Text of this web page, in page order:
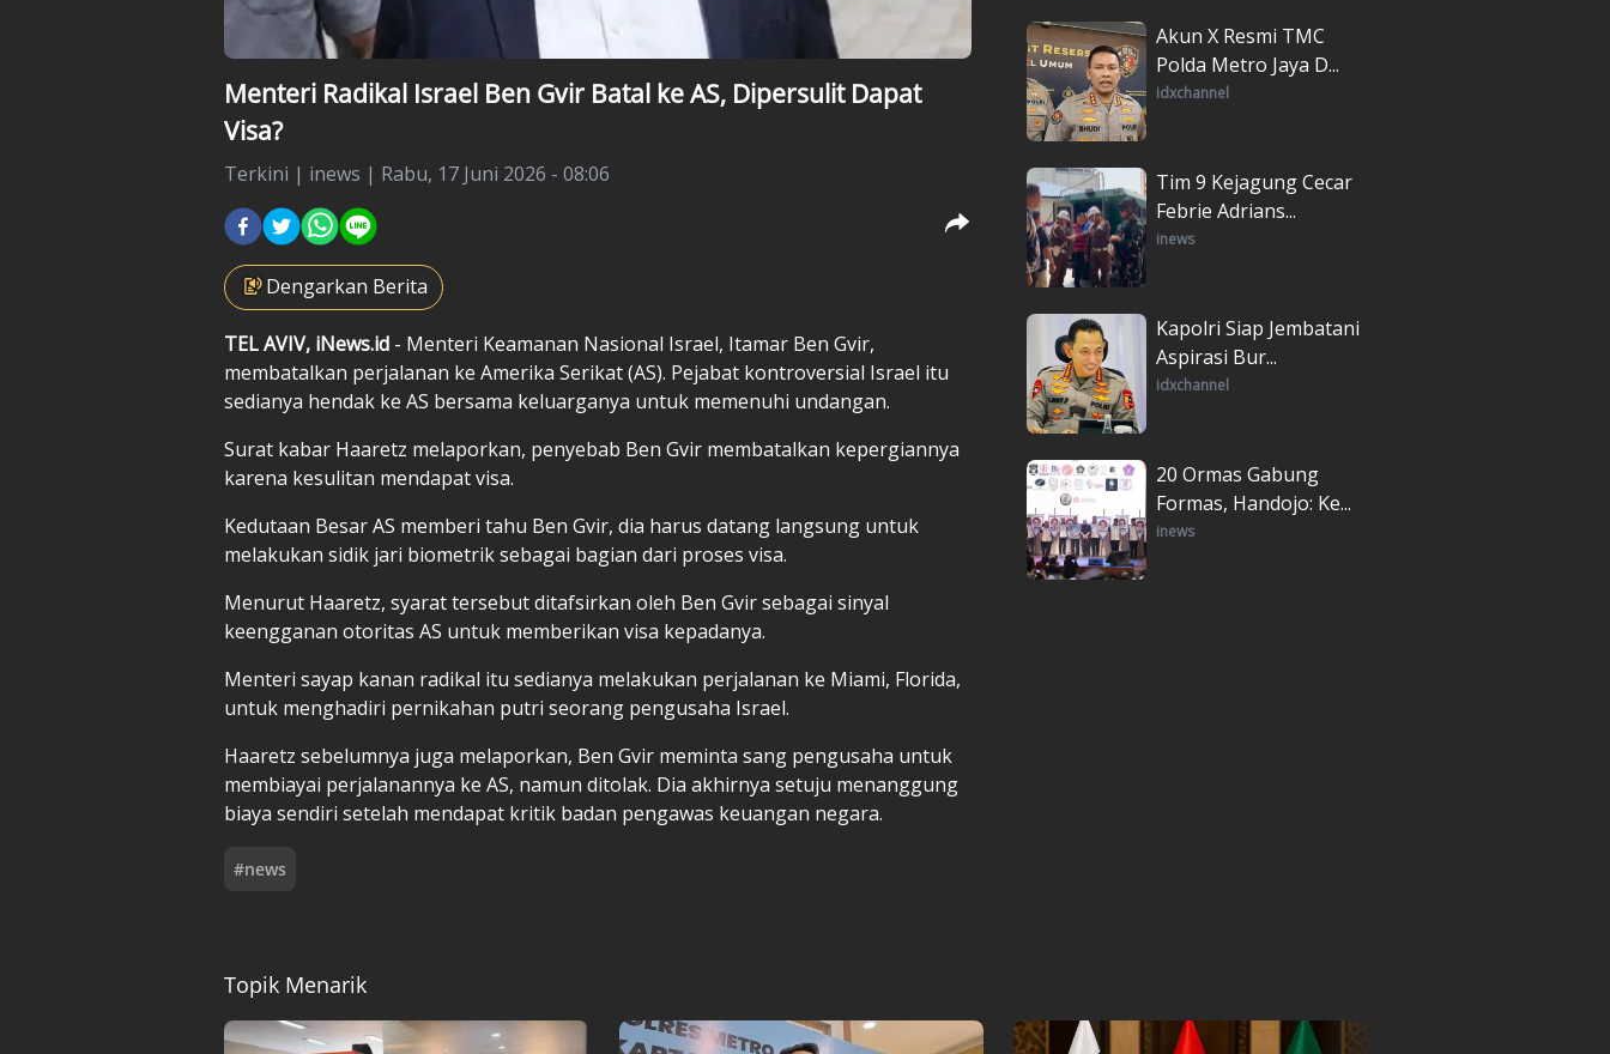
Menteri Radikal Israel Ben Gvir Batal ke AS, Dipersulit Dapat
Visa?
Terkini | inews | Rabu, 17 Juni 2026 - 08:06
Dengarkan Berita
TEL AVIV, iNews.id - Menteri Keamanan Nasional Israel, Itamar Ben Gvir,
membatalkan perjalanan ke Amerika Serikat (AS). Pejabat kontroversial Israel itu
sedianya hendak ke AS bersama keluarganya untuk memenuhi undangan.
Surat kabar Haaretz melaporkan, penyebab Ben Gvir membatalkan kepergiannya
karena kesulitan mendapat visa.
Kedutaan Besar AS memberi tahu Ben Gvir, dia harus datang langsung untuk
melakukan sidik jari biometrik sebagai bagian dari proses visa.
Menurut Haaretz, syarat tersebut ditafsirkan oleh Ben Gvir sebagai sinyal
keengganan otoritas AS untuk memberikan visa kepadanya.
Menteri sayap kanan radikal itu sedianya melakukan perjalanan ke Miami, Florida,
untuk menghadiri pernikahan putri seorang pengusaha Israel.
Haaretz sebelumnya juga melaporkan, Ben Gvir meminta sang pengusaha untuk
membiayai perjalanannya ke AS, namun ditolak. Dia akhirnya setuju menanggung
biaya sendiri setelah mendapat kritik badan pengawas keuangan negara.
#news
Akun X Resmi TMC
Polda Metro Jaya D...
idxchannel
Tim 9 Kejagung Cecar
Febrie Adrians...
inews
Kapolri Siap Jembatani
Aspirasi Bur...
idxchannel
20 Ormas Gabung
Formas, Handojo: Ke...
inews
Topik Menarik